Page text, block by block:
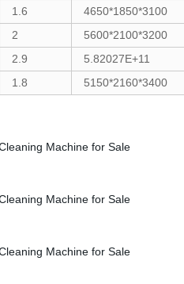
1.6
4650*1850*3100
2
5600*2100*3200
2.9 5.82027E+11
1.8 5150*2160*3400